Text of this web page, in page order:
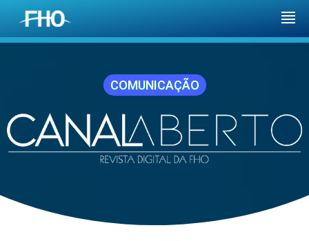
COMUNICAÇÃO